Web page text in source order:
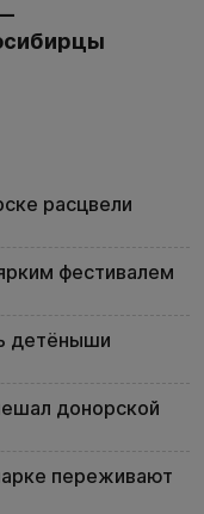
расцвели
фестивалем
детёныши
донорской
переживают